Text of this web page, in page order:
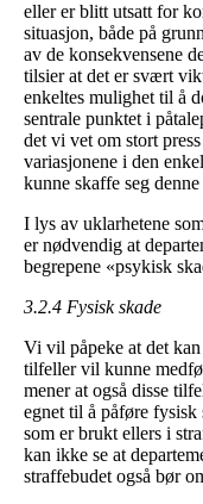
eller er blitt utsatt for
situasjon, både på
av de konsekvensene
tilsier at det er svært
enkeltes mulighet til å
sentrale punktet i
det vi vet om stort
variasjonene i den
kunne skaffe seg
I lys av uklarhetene
er nødvendig at
begrepene «psykisk
3.2.4 Fysisk skade
Vi vil påpeke at det
tilfeller vil kunne
mener at også disse
egnet til å påføre fysisk
som er brukt ellers i
kan ikke se at
straffebudet også bør